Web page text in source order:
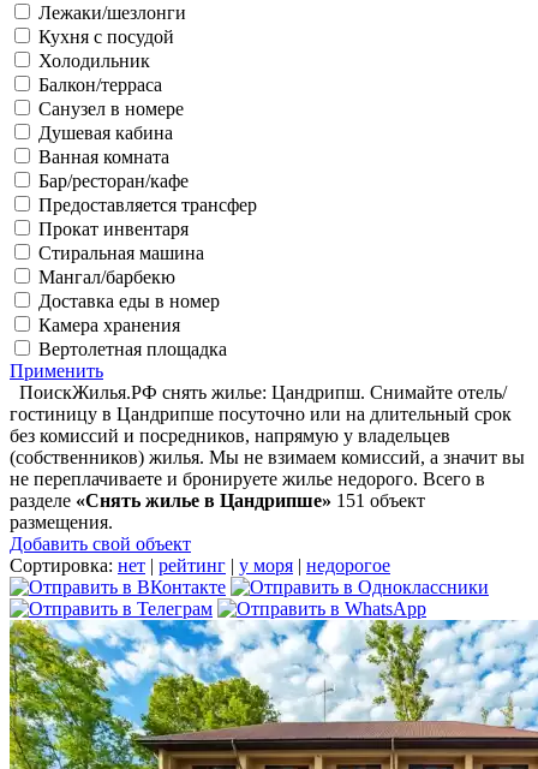
Лежаки/шезлонги
Кухня с посудой
Холодильник
Балкон/терраса
Санузел в номере
Душевая кабина
Ванная комната
Бар/ресторан/кафе
Предоставляется трансфер
Прокат инвентаря
Стиральная машина
Мангал/барбекю
Доставка еды в номер
Камера хранения
Вертолетная площадка
Применить
ПоискЖилья.РФ снять жилье: Цандрипш. Снимайте отель/
гостиницу в Цандрипше посуточно или на длительный срок
без комиссий и посредников, напрямую у владельцев
(собственников) жилья. Мы не взимаем комиссий, а значит вы
не переплачиваете и бронируете жилье недорого. Всего в
разделе «Снять жилье в Цандрипше» 151 объект
размещения.
Добавить свой объект
Сортировка: нет | рейтинг | у моря | недорогое